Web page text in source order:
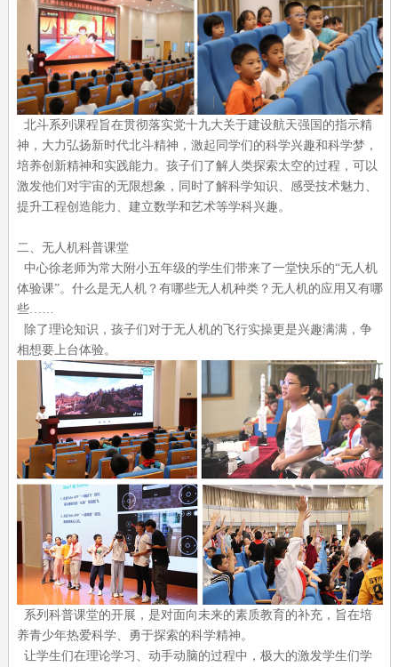
北斗系列课程旨在贯彻落实党十九大关于建设航天强国的指示精
神，大力弘扬新时代北斗精神，激起同学们的科学兴趣和科学梦，
培养创新精神和实践能力。孩子们了解人类探索太空的过程，可以
激发他们对宇宙的无限想象，同时了解科学知识、感受技术魅力、
提升工程创造能力、建立数学和艺术等学科兴趣。
二、无人机科普课堂
中心徐老师为常大附小五年级的学生们带来了一堂快乐的“无人机
体验课”。什么是无人机？有哪些无人机种类？无人机的应用又有哪
些……
除了理论知识，孩子们对于无人机的飞行实操更是兴趣满满，争
相想要上台体验。
系列科普课堂的开展，是对面向未来的素质教育的补充，旨在培
养青少年热爱科学、勇于探索的科学精神。
让学生们在理论学习、动手动脑的过程中，极大的激发学生们学